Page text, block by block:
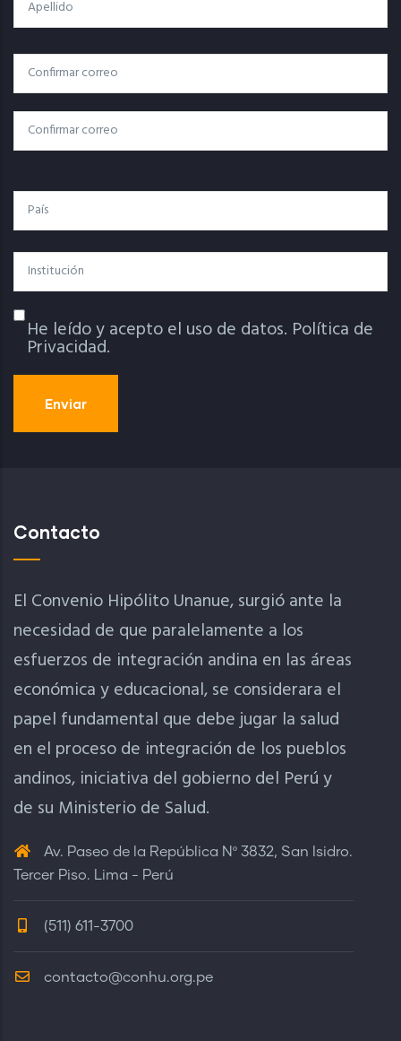
Correo
Electrónico
Correo Electrónico
Confirmar Correo
País
Institución
Política De Privacidad
He leído y acepto el uso de datos. Política de
Privacidad.
Contacto
El Convenio Hipólito Unanue, surgió ante la
necesidad de que paralelamente a los
esfuerzos de integración andina en las áreas
económica y educacional, se considerara el
papel fundamental que debe jugar la salud
en el proceso de integración de los pueblos
andinos, iniciativa del gobierno del Perú y
de su Ministerio de Salud.
Av. Paseo de la República Nº 3832, San Isidro.
Tercer Piso. Lima - Perú
(511) 611-3700
contacto@conhu.org.pe